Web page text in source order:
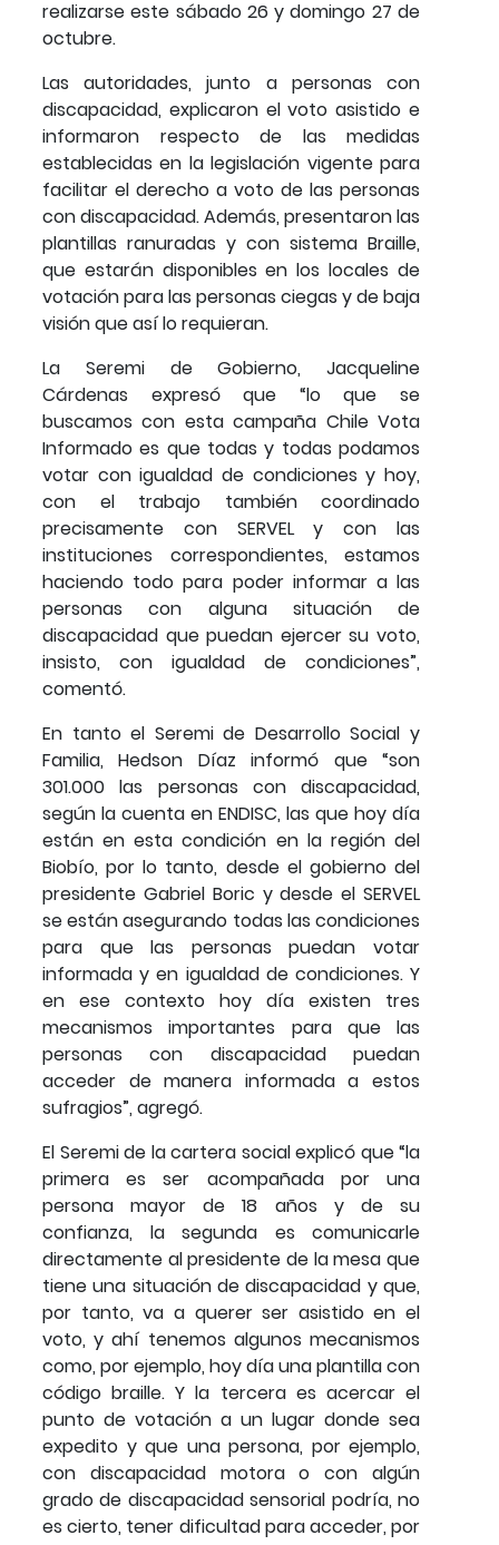
realizarse este sábado 26 y domingo 27 de
octubre.
Las autoridades, junto a personas con
discapacidad, explicaron el voto asistido e
informaron respecto de las medidas
establecidas en la legislación vigente para
facilitar el derecho a voto de las personas
con discapacidad. Además, presentaron las
plantillas ranuradas y con sistema Braille,
que estarán disponibles en los locales de
votación para las personas ciegas y de baja
visión que así lo requieran.
La Seremi de Gobierno, Jacqueline
Cárdenas expresó que “lo que se
buscamos con esta campaña Chile Vota
Informado es que todas y todas podamos
votar con igualdad de condiciones y hoy,
con el trabajo también coordinado
precisamente con SERVEL y con las
instituciones correspondientes, estamos
haciendo todo para poder informar a las
personas con alguna situación de
discapacidad que puedan ejercer su voto,
insisto, con igualdad de condiciones”,
comentó.
En tanto el Seremi de Desarrollo Social y
Familia, Hedson Díaz informó que “son
301.000 las personas con discapacidad,
según la cuenta en ENDISC, las que hoy día
están en esta condición en la región del
Biobío, por lo tanto, desde el gobierno del
presidente Gabriel Boric y desde el SERVEL
se están asegurando todas las condiciones
para que las personas puedan votar
informada y en igualdad de condiciones. Y
en ese contexto hoy día existen tres
mecanismos importantes para que las
personas con discapacidad puedan
acceder de manera informada a estos
sufragios”, agregó.
El Seremi de la cartera social explicó que “la
primera es ser acompañada por una
persona mayor de 18 años y de su
confianza, la segunda es comunicarle
directamente al presidente de la mesa que
tiene una situación de discapacidad y que,
por tanto, va a querer ser asistido en el
voto, y ahí tenemos algunos mecanismos
como, por ejemplo, hoy día una plantilla con
código braille. Y la tercera es acercar el
punto de votación a un lugar donde sea
expedito y que una persona, por ejemplo,
con discapacidad motora o con algún
grado de discapacidad sensorial podría, no
es cierto, tener dificultad para acceder, por